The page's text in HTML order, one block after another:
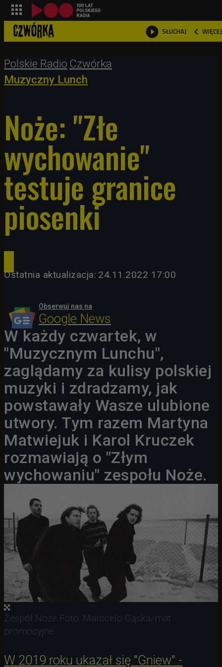
 SŁUCHAJ  WIĘCEJ

Polskie Radio Czwórka
Muzyczny Lunch
Noże: "Złe
wychowanie"
testuje granice
piosenki
Ostatnia aktualizacja: 24.11.2022 17:00
Obserwuj nas na
Google News
W każdy czwartek, w
"Muzycznym Lunchu",
zaglądamy za kulisy polskiej
muzyki i zdradzamy, jak
powstawały Wasze ulubione
utwory. Tym razem Martyna
Matwiejuk i Karol Kruczek
rozmawiają o "Złym
wychowaniu" zespołu Noże.
Zespół Noże. Foto: Marccelo Gąska/mat.
promocyjne
W 2019 roku ukazał się "Gniew" -